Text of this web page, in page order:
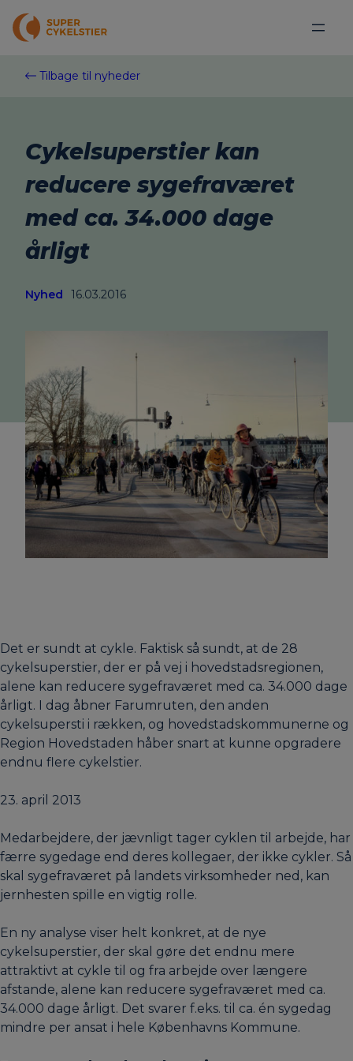
indhold
Tilbage til nyheder
Cykelsuperstier kan
reducere sygefraværet
med ca. 34.000 dage
årligt
Nyhed 16.03.2016
Det er sundt at cykle. Faktisk så sundt, at de 28
cykelsuperstier, der er på vej i hovedstadsregionen,
alene kan reducere sygefraværet med ca. 34.000 dage
årligt. I dag åbner Farumruten, den anden
cykelsupersti i rækken, og hovedstadskommunerne og
Region Hovedstaden håber snart at kunne opgradere
endnu flere cykelstier.
23. april 2013
Medarbejdere, der jævnligt tager cyklen til arbejde, har
færre sygedage end deres kollegaer, der ikke cykler. Så
skal sygefraværet på landets virksomheder ned, kan
jernhesten spille en vigtig rolle.
En ny analyse viser helt konkret, at de nye
cykelsuperstier, der skal gøre det endnu mere
attraktivt at cykle til og fra arbejde over længere
afstande, alene kan reducere sygefraværet med ca.
34.000 dage årligt. Det svarer f.eks. til ca. én sygedag
mindre per ansat i hele Københavns Kommune.